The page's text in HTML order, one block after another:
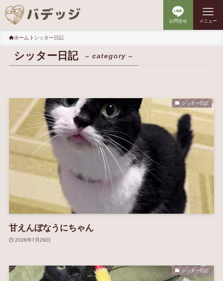
お問合せ メニュー
ホーム シッター日記
シッター日記 – category –
シッター日記
甘えんぼなうにちゃん
2026年7月29日
シッター日記